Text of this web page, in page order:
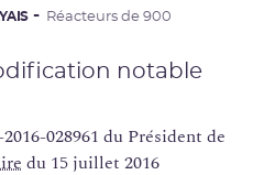
Réacteurs de 900
notable
028961 du Président de
du 15 juillet 2016